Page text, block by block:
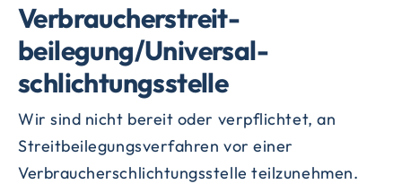
Verbraucher­streit­
beilegung/Universal­
schlichtungs­stelle
Wir sind nicht bereit oder verpflichtet, an
Streitbeilegungsverfahren vor einer
Verbraucherschlichtungsstelle teilzunehmen.